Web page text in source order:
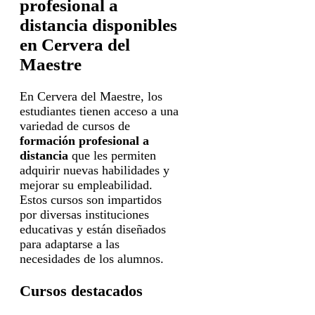
profesional a
distancia disponibles
en Cervera del
Maestre
En Cervera del Maestre, los
estudiantes tienen acceso a una
variedad de cursos de
formación profesional a
distancia que les permiten
adquirir nuevas habilidades y
mejorar su empleabilidad.
Estos cursos son impartidos
por diversas instituciones
educativas y están diseñados
para adaptarse a las
necesidades de los alumnos.
Cursos destacados